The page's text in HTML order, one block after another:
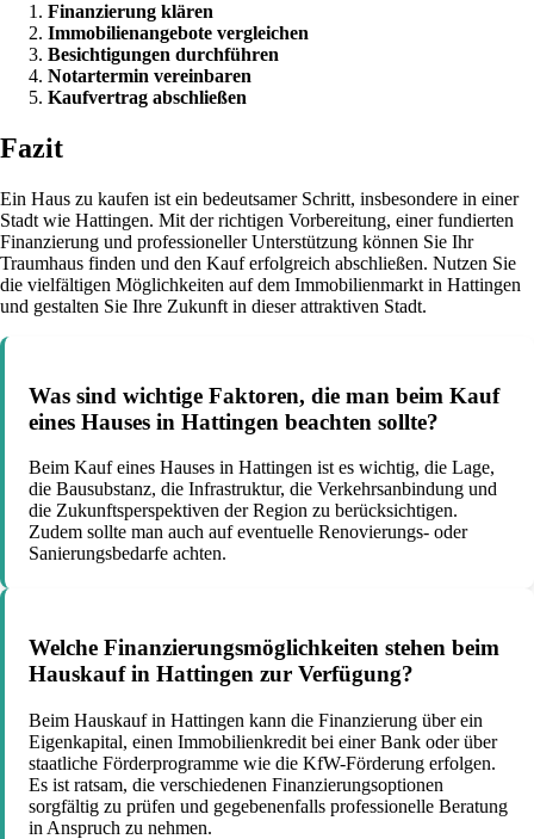
Finanzierung klären
Immobilienangebote vergleichen
Besichtigungen durchführen
Notartermin vereinbaren
Kaufvertrag abschließen
Fazit
Ein Haus zu kaufen ist ein bedeutsamer Schritt, insbesondere in einer
Stadt wie Hattingen. Mit der richtigen Vorbereitung, einer fundierten
Finanzierung und professioneller Unterstützung können Sie Ihr
Traumhaus finden und den Kauf erfolgreich abschließen. Nutzen Sie
die vielfältigen Möglichkeiten auf dem Immobilienmarkt in Hattingen
und gestalten Sie Ihre Zukunft in dieser attraktiven Stadt.
Was sind wichtige Faktoren, die man beim Kauf
eines Hauses in Hattingen beachten sollte?
Beim Kauf eines Hauses in Hattingen ist es wichtig, die Lage,
die Bausubstanz, die Infrastruktur, die Verkehrsanbindung und
die Zukunftsperspektiven der Region zu berücksichtigen.
Zudem sollte man auch auf eventuelle Renovierungs- oder
Sanierungsbedarfe achten.
Welche Finanzierungsmöglichkeiten stehen beim
Hauskauf in Hattingen zur Verfügung?
Beim Hauskauf in Hattingen kann die Finanzierung über ein
Eigenkapital, einen Immobilienkredit bei einer Bank oder über
staatliche Förderprogramme wie die KfW-Förderung erfolgen.
Es ist ratsam, die verschiedenen Finanzierungsoptionen
sorgfältig zu prüfen und gegebenenfalls professionelle Beratung
in Anspruch zu nehmen.